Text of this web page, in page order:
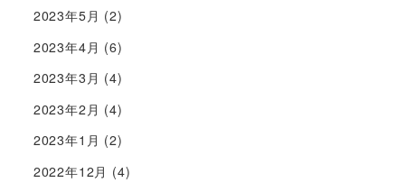
2023年5月 (2)
2023年4月 (6)
2023年3月 (4)
2023年2月 (4)
2023年1月 (2)
2022年12月 (4)